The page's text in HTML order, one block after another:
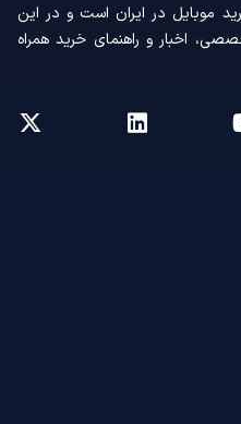
موبایل در ایران است و در این
اخبار و راهنمای خرید همراه